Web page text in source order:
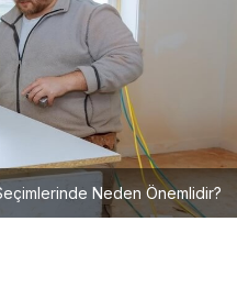
Neden Önemlidir?